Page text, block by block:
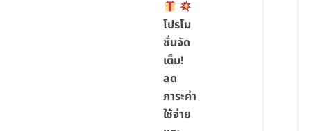
โปรโม
ชั่นจัด
เต็ม!
ลด
ภาระค่า
ใช้จ่าย